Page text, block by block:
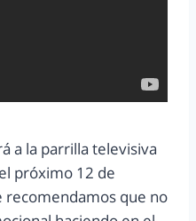
a la parrilla televisiva
próximo 12 de
recomendamos que no